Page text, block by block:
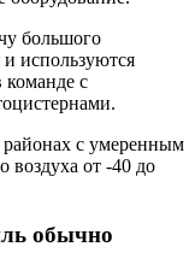
большого
используются
с
районах с умеренным
воздуха от -40 до
обычно